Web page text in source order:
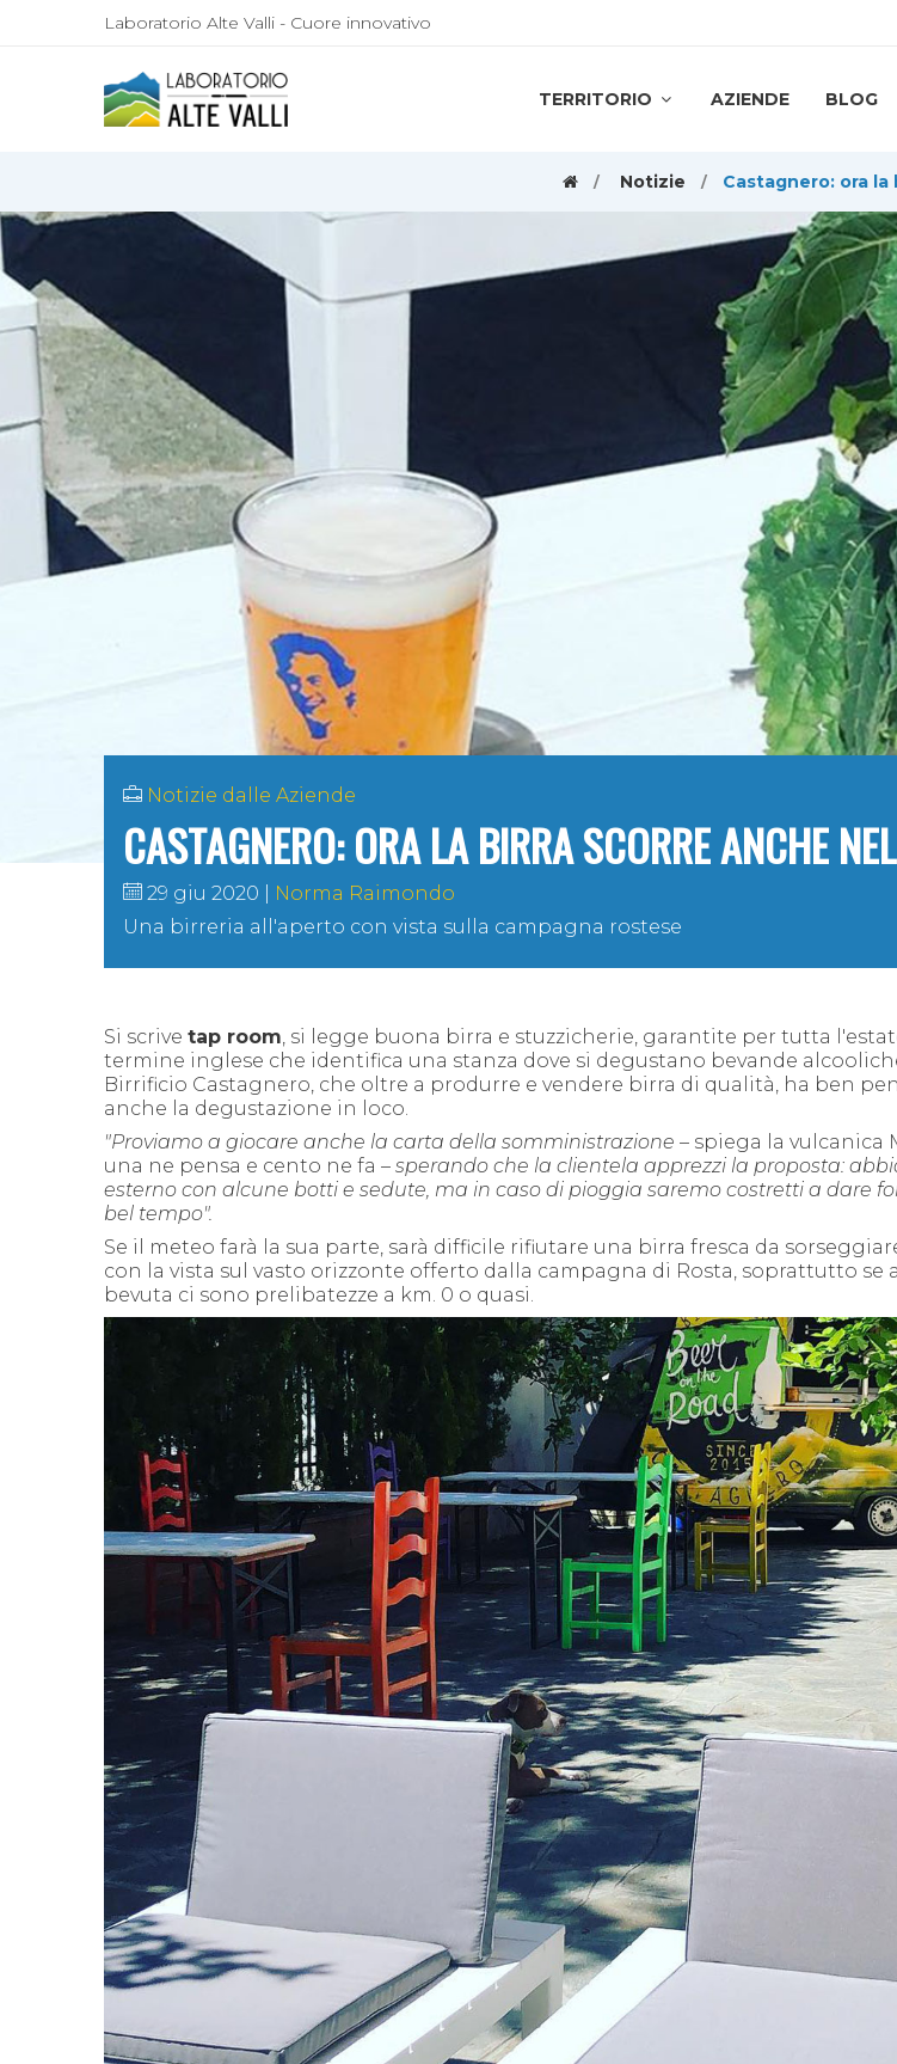
Laboratorio Alte Valli - Cuore innovativo
TERRITORIO AZIENDE BLOG
Notizie Castagnero: ora la birra
Notizie dalle Aziende
CASTAGNERO: ORA LA BIRRA SCORRE ANCHE
29 giu 2020
Norma Raimondo
Una birreria all'aperto con vista sulla campagna rostese
Si scrive tap room, si legge buona birra e stuzzicherie, garantite per tutta
termine inglese che identifica una stanza dove si degustano bevande
Birrificio Castagnero, che oltre a produrre e vendere birra di qualità, ha ben
anche la degustazione in loco.
"Proviamo a giocare anche la carta della somministrazione – spiega la vulcanica
una ne pensa e cento ne fa – sperando che la clientela apprezzi la proposta:
esterno con alcune botti e sedute, ma in caso di pioggia saremo costretti a dare
bel tempo".
Se il meteo farà la sua parte, sarà difficile rifiutare una birra fresca da
con la vista sul vasto orizzonte offerto dalla campagna di Rosta, soprattutto se
bevuta ci sono prelibatezze a km. 0 o quasi.